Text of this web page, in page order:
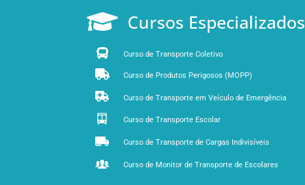
Cursos Especializados
Curso de Transporte Coletivo
Curso de Produtos Perigosos (MOPP)
Curso de Transporte em Veículo de Emergência
Curso de Transporte Escolar
Curso de Transporte de Cargas Indivisíveis
Curso de Monitor de Transporte de Escolares